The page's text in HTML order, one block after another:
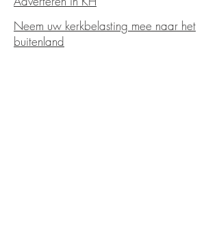
Neem uw kerkbelasting mee naar het
buitenland